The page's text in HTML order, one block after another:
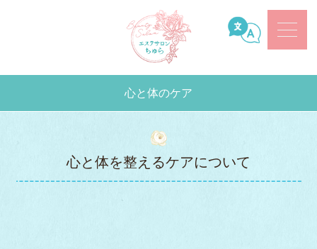
心と体のケア
心と体を整えるケアについて